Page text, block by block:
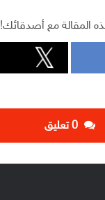
المقالة مع أصدقائك!
‫0 تعليق